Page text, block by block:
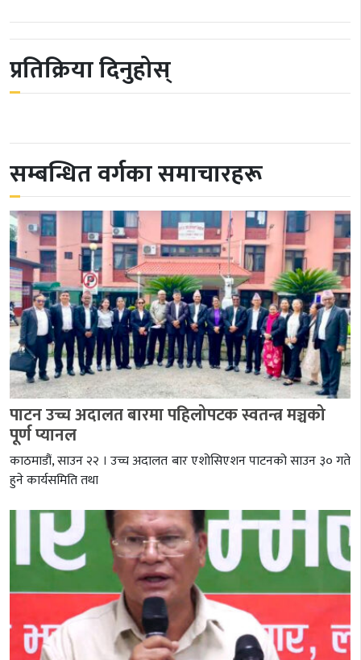
प्रतिक्रिया दिनुहोस्
सम्बन्धित वर्गका समाचारहरू
पाटन उच्च अदालत बारमा पहिलोपटक स्वतन्त्र मञ्चको
पूर्ण प्यानल
काठमाडौं, साउन २२ । उच्च अदालत बार एशोसिएशन पाटनको साउन ३० गते
हुने कार्यसमिति तथा